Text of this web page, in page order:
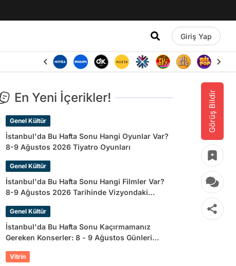
Giriş Yap
Görüş Bildir
En Yeni İçerikler!
Genel Kültür
İstanbul'da Bu Hafta Sonu Hangi Oyunlar Var?
8-9 Ağustos 2026 Tiyatro Oyunları
Genel Kültür
İstanbul'da Bu Hafta Sonu Hangi Filmler Var?
8-9 Ağustos 2026 Tarihinde Vizyondaki
Genel Kültür
İstanbul'da Bu Hafta Sonu Kaçırmamanız
Gereken Konserler: 8 - 9 Ağustos Günleri
Vitrin